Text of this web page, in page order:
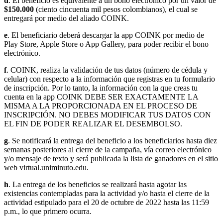
$150.000 (ciento cincuenta mil pesos colombianos), el cual se
entregará por medio del aliado COINK.
e. El beneficiario deberá descargar la app COINK por medio de
Play Store, Apple Store o App Gallery, para poder recibir el bono
electrónico.
f. COINK, realiza la validación de tus datos (número de cédula y
celular) con respecto a la información que registras en tu formulario
de inscripción. Por lo tanto, la información con la que creas tu
cuenta en la app COINK DEBE SER EXACTAMENTE LA
MISMA A LA PROPORCIONADA EN EL PROCESO DE
INSCRIPCIÓN. NO DEBES MODIFICAR TUS DATOS CON
EL FIN DE PODER REALIZAR EL DESEMBOLSO.
g. Se notificará la entrega del beneficio a los beneficiarios hasta diez
semanas posteriores al cierre de la campaña, vía correo electrónico
y/o mensaje de texto y será publicada la lista de ganadores en el sitio
web virtual.uniminuto.edu.
h. La entrega de los beneficios se realizará hasta agotar las
existencias contempladas para la actividad y/o hasta el cierre de la
actividad estipulado para el 20 de octubre de 2022 hasta las 11:59
p.m., lo que primero ocurra.